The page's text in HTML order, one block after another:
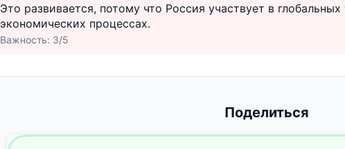
Это развивается, потому что Россия участвует в глобальных
экономических процессах.
Важность: 3/5
Поделиться